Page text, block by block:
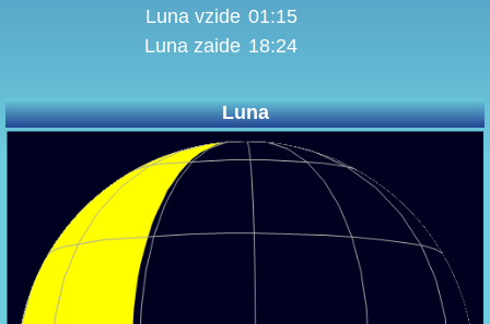
Luna vzide 01:15
Luna zaide 18:24
Luna